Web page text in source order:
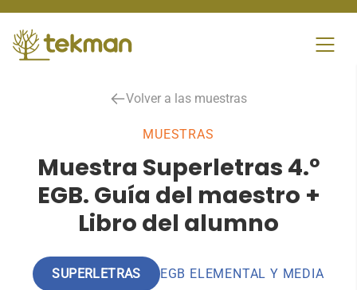
content
Volver a las muestras
MUESTRAS
Muestra Superletras 4.º
EGB. Guía del maestro +
Libro del alumno
SUPERLETRAS EGB ELEMENTAL Y MEDIA